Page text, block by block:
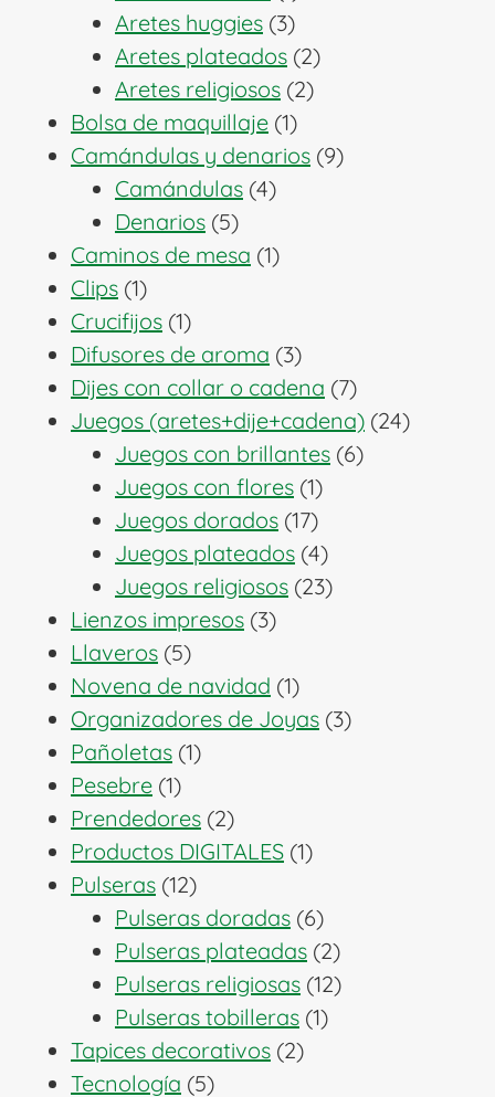
producto
Aretes huggies 33
productos
Aretes plateados 22
productos
Aretes religiosos 22
Bolsa de maquillaje 11
producto
Camándulas y denarios 99
Camándulas 44
Denarios 55
productos
Caminos de mesa 11
Clips 11
producto
Crucifijos 11
producto
Difusores de aroma 33
productos
Dijes con collar o cadena 77
productos
Juegos (aretes+dije+cadena) 2424
Juegos con brillantes 66
Juegos con flores 11
producto
Juegos dorados 1717
productos
Juegos plateados 44
productos
Juegos religiosos 2323
Lienzos impresos 33
Llaveros 55
productos
Novena de navidad 11
producto
Organizadores de Joyas 33
Pañoletas 11
Pesebre 11
producto
Prendedores 22
productos
Productos DIGITALES 11
Pulseras 1212
productos
Pulseras doradas 66
productos
Pulseras plateadas 22
productos
Pulseras religiosas 1212
Pulseras tobilleras 11
Tapices decorativos 22
Tecnología 55